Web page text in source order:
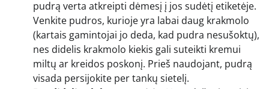
pudrą verta atkreipti dėmesį į jos sudėtį etiketėje.
Venkite pudros, kurioje yra labai daug krakmolo
(kartais gamintojai jo deda, kad pudra nesušoktų),
nes didelis krakmolo kiekis gali suteikti kremui
miltų ar kreidos poskonį. Prieš naudojant, pudrą
visada persijokite per tankų sietelį.